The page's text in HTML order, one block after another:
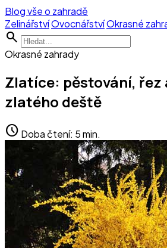
Blog vše o zahradě
ZelinářstvíOvocnářstvíOkrasné
search
Okrasné zahrady
Zlatíce: pěstování, řez
zlatého deště
schedule Doba čtení: 5 min.